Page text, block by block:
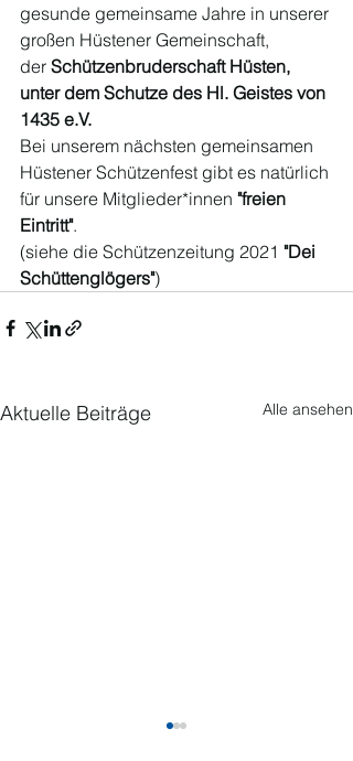
gesunde gemeinsame Jahre in unserer
großen Hüstener Gemeinschaft,
der Schützenbruderschaft Hüsten,
unter dem Schutze des Hl. Geistes von
1435 e.V.
Bei unserem nächsten gemeinsamen
Hüstener Schützenfest gibt es natürlich
für unsere Mitglieder*innen "freien
Eintritt".
(siehe die Schützenzeitung 2021 "Dei
Schüttenglögers")
Aktuelle Beiträge Alle ansehen